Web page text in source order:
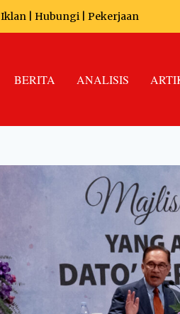
Iklan Hubungi Pekerjaan
BERITA ANALISIS